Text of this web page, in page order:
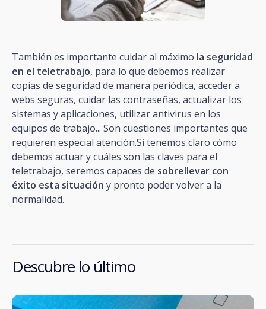
También es importante cuidar al máximo la seguridad
en el teletrabajo, para lo que debemos realizar
copias de seguridad de manera periódica, acceder a
webs seguras, cuidar las contraseñas, actualizar los
sistemas y aplicaciones, utilizar antivirus en los
equipos de trabajo... Son cuestiones importantes que
requieren especial atención.Si tenemos claro cómo
debemos actuar y cuáles son las claves para el
teletrabajo, seremos capaces de sobrellevar con
éxito esta situación y pronto poder volver a la
normalidad.
Descubre lo último